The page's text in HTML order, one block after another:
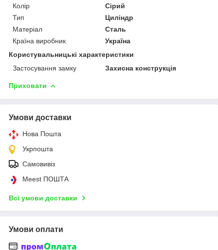
Колір
Сірий
Тип
Циліндр
Матеріал
Сталь
Країна виробник
Україна
Користувальницькі характеристики
Застосування замку
Захисна конструкція
Приховати
Умови доставки
Нова Пошта
Укрпошта
Самовивіз
Meest ПОШТА
Всі умови доставки
Умови оплати